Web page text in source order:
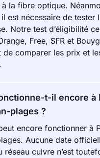
la fibre optique.
est nécessaire de tester
Notre test d’éligibilité
Free, SFR et
de comparer les prix et
t-il encore à
plages ?
encore fonctionner à
Aucune date
réseau cuivre n’est